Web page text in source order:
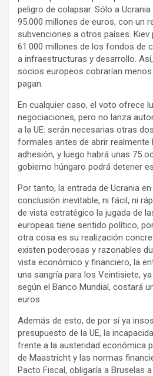
peligro de colapsar. Sólo a
95.000 millones de euros, con un
subvenciones a otros países.
61.000 millones de los fondos de
a infraestructuras y desarrollo.
socios europeos cobrarían
pagan.
En cualquier caso, el voto ofrece
negociaciones, pero no lanza
a la UE: serán necesarias otras
formales antes de abrir realmente
adhesión, y luego habrá unas 75
gobierno húngaro podrá detener
Por tanto, la entrada de Ucrania
conclusión inevitable, ni fácil, ni
de vista estratégico la jugada de
europeas tiene sentido político,
otra cosa es su realización
existen poderosas y razonables
vista económico y financiero, la
una sangría para los Veintisiete,
según el Banco Mundial, costará
euros.
Además de esto, de por sí ya
presupuesto de la UE, la
frente a la austeridad económica
de Maastricht y las normas
Pacto Fiscal, obligaría a Bruselas